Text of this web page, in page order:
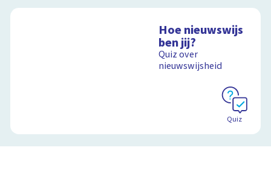
Hoe nieuwswijs
ben jij?
Quiz over
nieuwswijsheid
Quiz